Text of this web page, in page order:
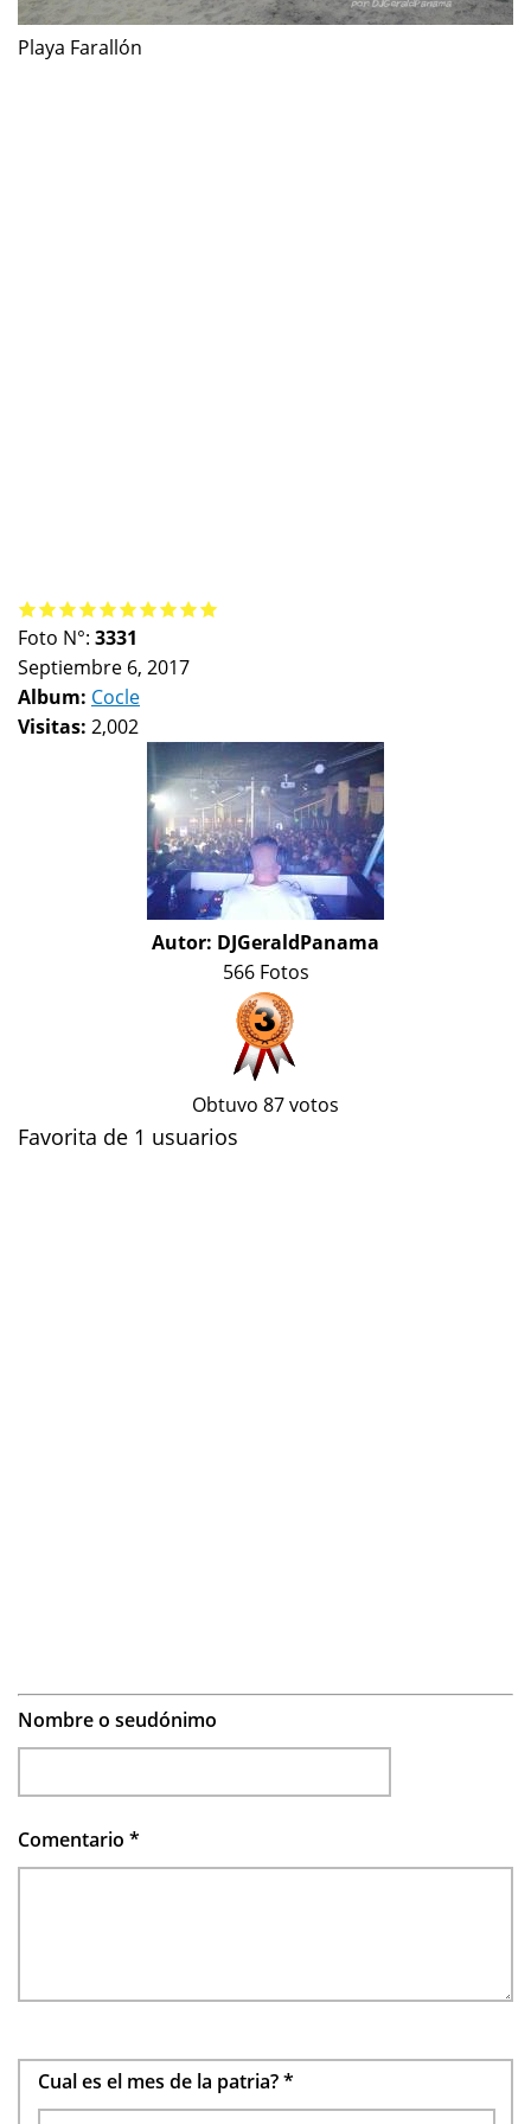
Playa Farallón
Foto N°: 3331
Septiembre 6, 2017
Album: Cocle
Visitas: 2,002
Autor: DJGeraldPanama
566 Fotos
Obtuvo 87 votos
Favorita de 1 usuarios
Nombre o seudónimo
Comentario *
Cual es el mes de la patria?*